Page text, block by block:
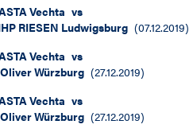
Vechta vs
RIESEN Ludwigsburg (07.12.2019)
Vechta vs
Würzburg (27.12.2019)
Vechta vs
Würzburg (27.12.2019)